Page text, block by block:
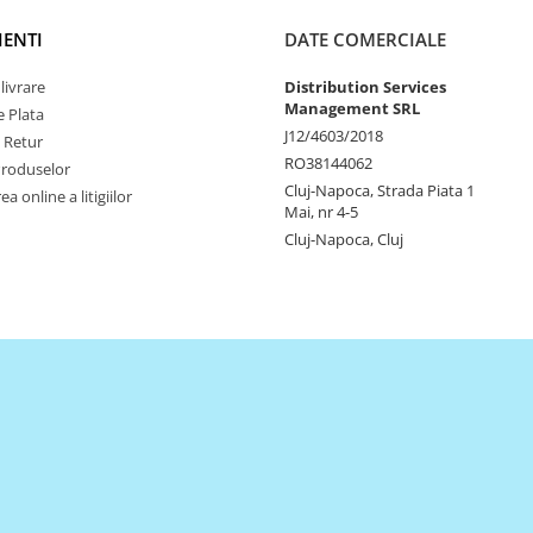
Plata
Retur
online a litigiilor
DATE COMERCIALE
Distribution Services
Management SRL
J12/4603/2018
RO38144062
Cluj-Napoca, Strada Piata 1
Mai, nr 4-5
Cluj-Napoca, Cluj